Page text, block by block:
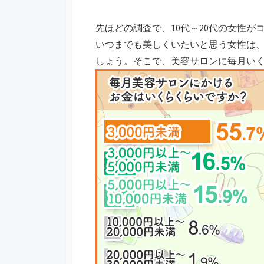
先ほどの調査で、10代～20代の女性が
いつまでも美しくいたいと思う女性は
しょう。そこで、美容サロンに毎月い